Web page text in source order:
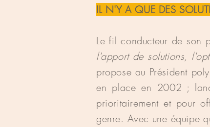
IL N'Y A QUE DES
Le fil conducteur de son
l'apport de solutions,
propose au Président
en place en 2002 ;
prioritairement et pour
genre. Avec une équipe